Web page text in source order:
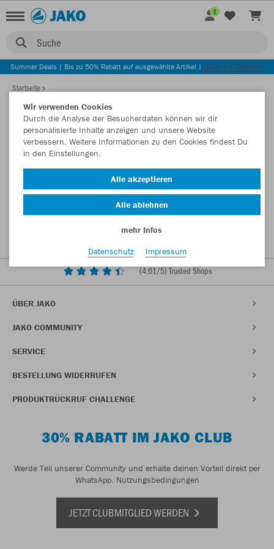
Suche
1
Summer Deals | Bis zu 50% Rabatt auf ausgewählte Artikel | JETZT ENTDECKEN
Startseite
(4,61/5) Trusted Shops
ÜBER JAKO
JAKO COMMUNITY
SERVICE
BESTELLUNG WIDERRUFEN
PRODUKTRÜCKRUF CHALLENGE
30% RABATT IM JAKO CLUB
Werde Teil unserer Community und erhalte deinen Vorteil direkt per
WhatsApp. Nutzungsbedingungen
JETZT CLUBMITGLIED WERDEN
Wir verwenden Cookies
Durch die Analyse der Besucherdaten können wir dir
personalisierte Inhalte anzeigen und unsere Website
verbessern. Weitere Informationen zu den Cookies findest Du
in den Einstellungen.
Alle akzeptieren
Alle ablehnen
mehr Infos
Datenschutz
Impressum